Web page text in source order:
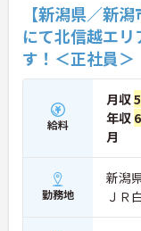
【新潟県／新
にて北信越エ
す！＜正社員＞
給料
月収
年収
月
勤務地
新潟
ＪＲ